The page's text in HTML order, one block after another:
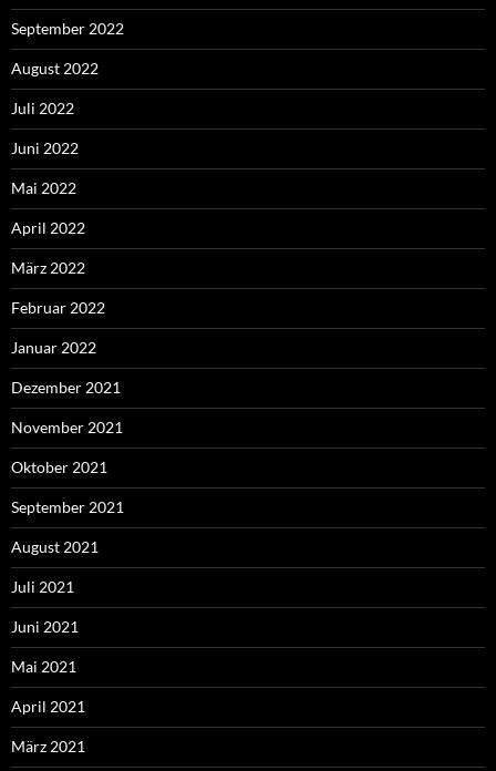
September 2022
August 2022
Juli 2022
Juni 2022
Mai 2022
April 2022
März 2022
Februar 2022
Januar 2022
Dezember 2021
November 2021
Oktober 2021
September 2021
August 2021
Juli 2021
Juni 2021
Mai 2021
April 2021
März 2021